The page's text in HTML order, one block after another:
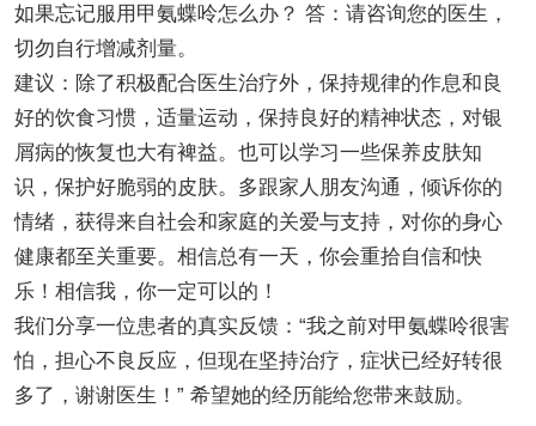
如果忘记服用甲氨蝶呤怎么办？ 答：请咨询您的医生，
切勿自行增减剂量。
建议：除了积极配合医生治疗外，保持规律的作息和良
好的饮食习惯，适量运动，保持良好的精神状态，对银
屑病的恢复也大有裨益。也可以学习一些保养皮肤知
识，保护好脆弱的皮肤。多跟家人朋友沟通，倾诉你的
情绪，获得来自社会和家庭的关爱与支持，对你的身心
健康都至关重要。相信总有一天，你会重拾自信和快
乐！相信我，你一定可以的！
我们分享一位患者的真实反馈：“我之前对甲氨蝶呤很害
怕，担心不良反应，但现在坚持治疗，症状已经好转很
多了，谢谢医生！” 希望她的经历能给您带来鼓励。